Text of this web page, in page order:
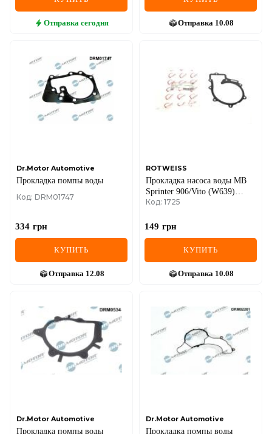
Отправка сегодня Отправка 10.08
Dr.Motor Automotive
Прокладка помпы воды
Код: DRM01747
334 грн
КУПИТЬ
Отправка 12.08
ROTWEISS
Прокладка насоса воды MB
Sprinter 906/Vito (W639)
OM651 2.2CDI 06-
Код: 1725
149 грн
КУПИТЬ
Отправка 10.08
Dr.Motor Automotive
Прокладка помпы воды
Dr.Motor Automotive
Прокладка помпы воды